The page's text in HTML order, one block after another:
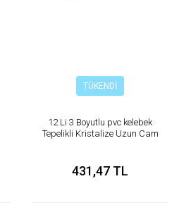
TÜKENDİ
12 Li 3 Boyutlu pvc kelebek
Tepelikli Kristalize Uzun Cam
431,47 TL